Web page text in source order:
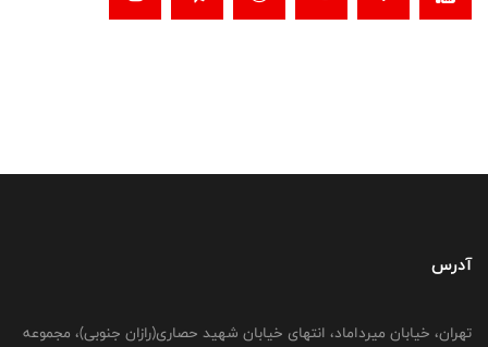
آدرس
تهران، خیابان میرداماد، انتهای خیابان شهید حصاری(رازان جنوبی)، مجموعه